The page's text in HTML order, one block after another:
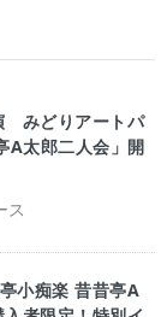
ス
みどりアートパ
A太郎二人会」開
小痴楽 昔昔亭A